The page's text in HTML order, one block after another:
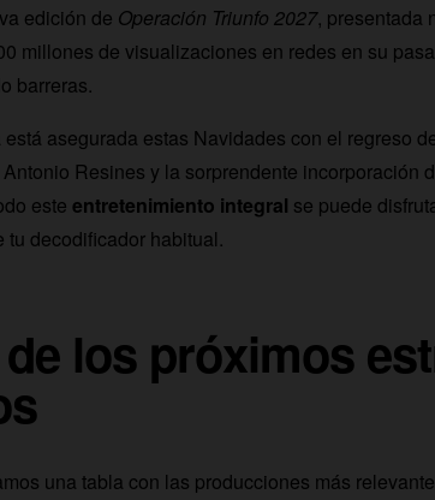
edición de Operación Triunfo 2027, presentada
millones de visualizaciones en redes en su
barreras.
asegurada estas Navidades con el regreso
Resines y la sorprendente incorporación
este entretenimiento integral se puede
tu decodificador habitual.
los próximos
una tabla con las producciones más